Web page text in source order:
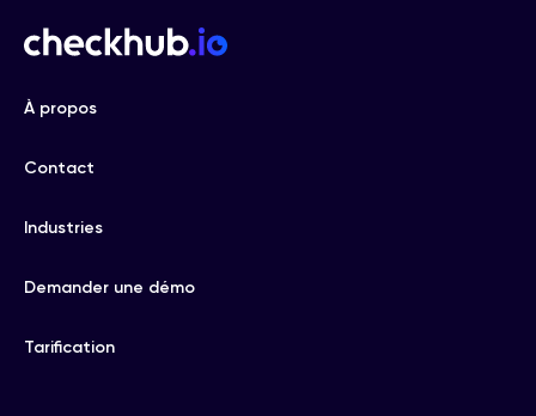
À propos
Contact
Industries
Demander une démo
Tarification